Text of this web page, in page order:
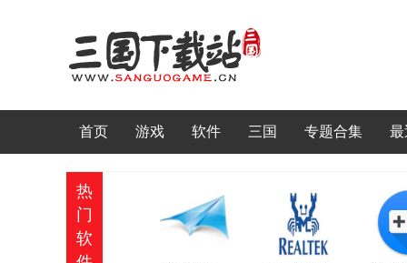
首页 游戏 软件 三国 专题合集 最
热
门
软